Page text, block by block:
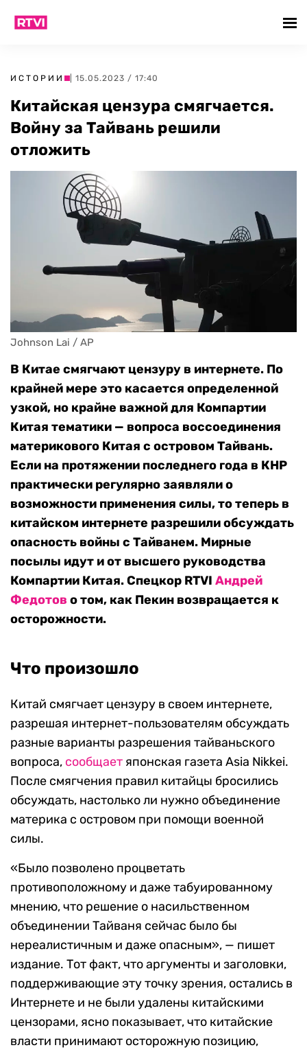
ИСТОРИИ | 15.05.2023 / 17:40
Китайская цензура смягчается.
Войну за Тайвань решили
отложить
Johnson Lai / AP
В Китае смягчают цензуру в интернете. По
крайней мере это касается определенной
узкой, но крайне важной для Компартии
Китая тематики — вопроса воссоединения
материкового Китая с островом Тайвань.
Если на протяжении последнего года в КНР
практически регулярно заявляли о
возможности применения силы, то теперь в
китайском интернете разрешили обсуждать
опасность войны с Тайванем. Мирные
посылы идут и от высшего руководства
Компартии Китая. Спецкор RTVI Андрей
Федотов о том, как Пекин возвращается к
осторожности.
Что произошло
Китай смягчает цензуру в своем интернете,
разрешая интернет-пользователям обсуждать
разные варианты разрешения тайваньского
вопроса, сообщает японская газета Asia Nikkei.
После смягчения правил китайцы бросились
обсуждать, настолько ли нужно объединение
материка с островом при помощи военной
силы.
«Было позволено процветать
противоположному и даже табуированному
мнению, что решение о насильственном
объединении Тайваня сейчас было бы
нереалистичным и даже опасным», — пишет
издание. Тот факт, что аргументы и заголовки,
поддерживающие эту точку зрения, остались в
Интернете и не были удалены китайскими
цензорами, ясно показывает, что китайские
власти принимают осторожную позицию,